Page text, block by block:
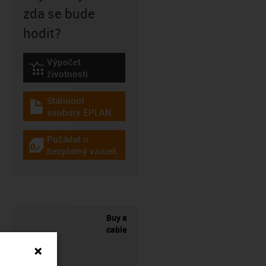
zda se bude
hodit?
igus-icon-lebensdauerrechner
Výpočet
životnosti
igus-icon-download-plan
Stáhnout
soubory EPLAN
igus-icon-gratismuster
Požádat o
bezplatný vzorek
Buy a
cable